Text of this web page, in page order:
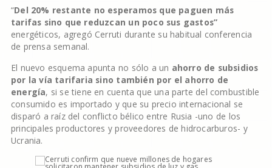
“Del 20% restante no esperamos que paguen más
tarifas sino que reduzcan un poco sus gastos”
energéticos, agregó Cerruti durante su habitual conferencia
de prensa semanal.
El nuevo esquema apunta no sólo a un ahorro de subsidios
por la vía tarifaria sino también por el ahorro de
energía, si se tiene en cuenta que una parte del combustible
consumido es importado y que su precio internacional se
disparó a raíz del conflicto bélico entre Rusia -uno de los
principales productores y proveedores de hidrocarburos- y
Ucrania.